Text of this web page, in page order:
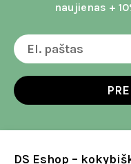
naujienas +
DS Eshop –